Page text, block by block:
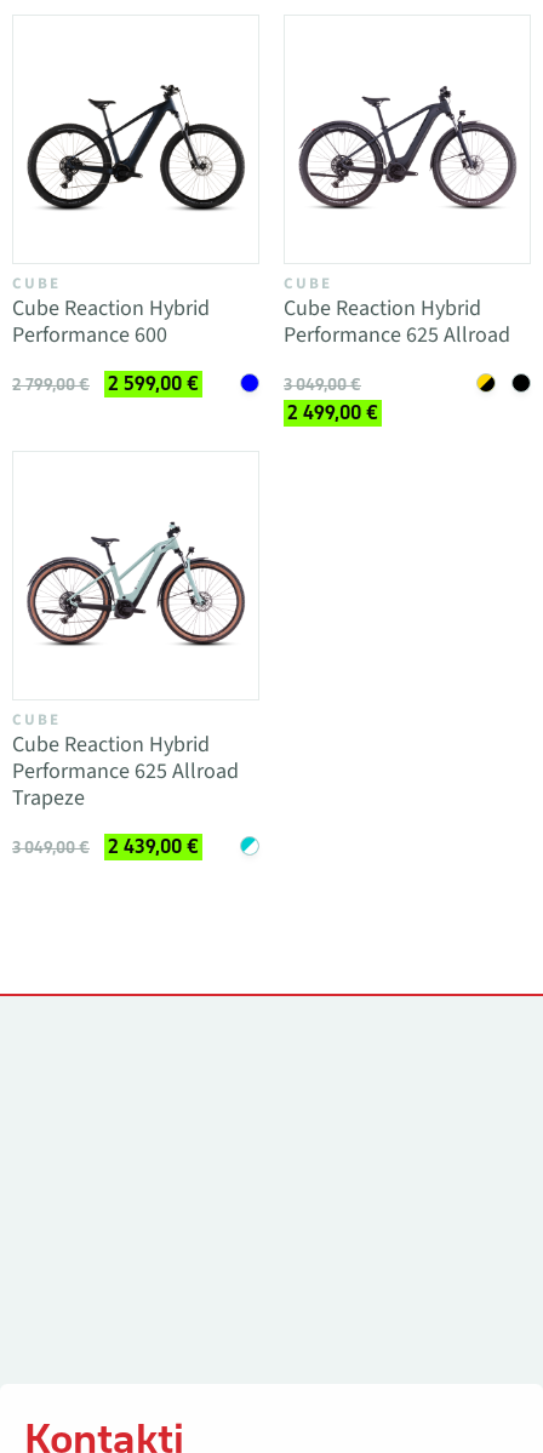
CUBE
Cube Reaction Hybrid
Performance 600
2 799,00 € 2 599,00 €
CUBE
Cube Reaction Hybrid
Performance 625 Allroad
3 049,00 €
2 499,00 €
CUBE
Cube Reaction Hybrid
Performance 625 Allroad
Trapeze
3 049,00 € 2 439,00 €
Kontakti